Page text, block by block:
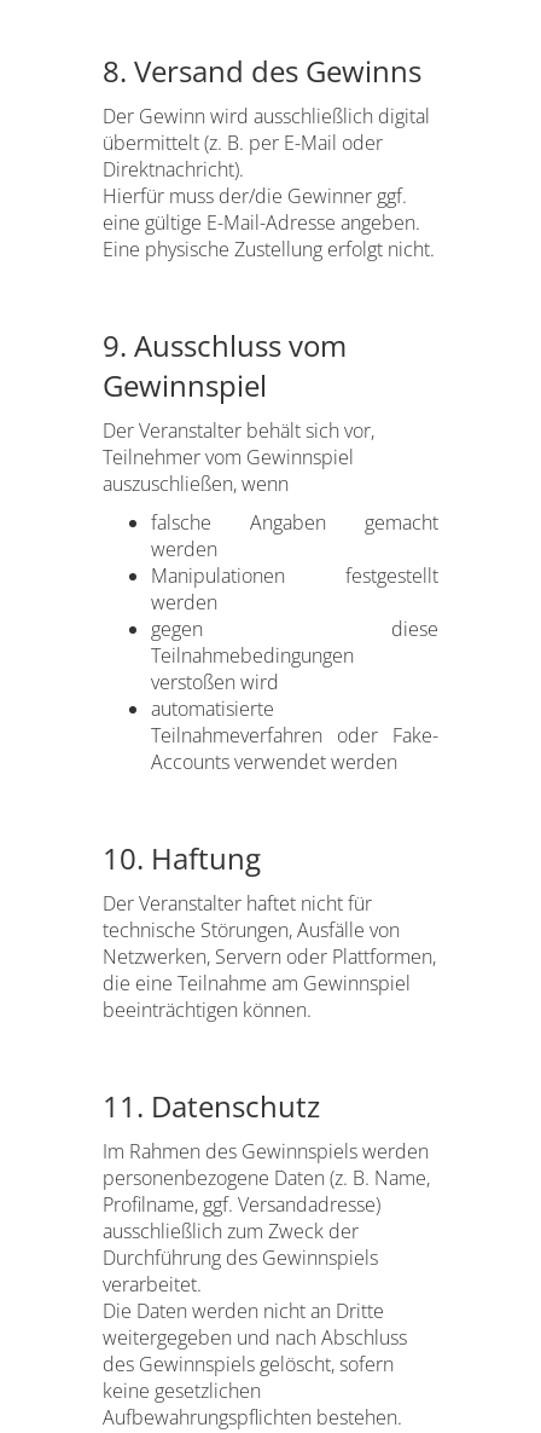
8. Versand des Gewinns
Der Gewinn wird ausschließlich digital
übermittelt (z. B. per E-Mail oder
Direktnachricht).
Hierfür muss der/die Gewinner ggf.
eine gültige E-Mail-Adresse angeben.
Eine physische Zustellung erfolgt nicht.
9. Ausschluss vom
Gewinnspiel
Der Veranstalter behält sich vor,
Teilnehmer vom Gewinnspiel
auszuschließen, wenn
falsche Angaben gemacht
werden
Manipulationen festgestellt
werden
gegen diese
Teilnahmebedingungen
verstoßen wird
automatisierte
Teilnahmeverfahren oder Fake-
Accounts verwendet werden
10. Haftung
Der Veranstalter haftet nicht für
technische Störungen, Ausfälle von
Netzwerken, Servern oder Plattformen,
die eine Teilnahme am Gewinnspiel
beeinträchtigen können.
11. Datenschutz
Im Rahmen des Gewinnspiels werden
personenbezogene Daten (z. B. Name,
Profilname, ggf. Versandadresse)
ausschließlich zum Zweck der
Durchführung des Gewinnspiels
verarbeitet.
Die Daten werden nicht an Dritte
weitergegeben und nach Abschluss
des Gewinnspiels gelöscht, sofern
keine gesetzlichen
Aufbewahrungspflichten bestehen.